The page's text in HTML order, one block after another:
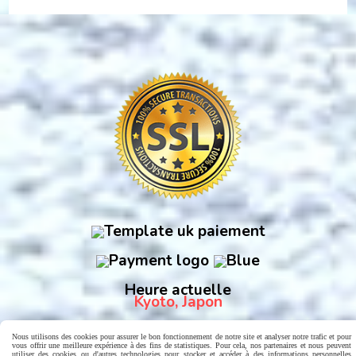
Heure actuelle
Kyoto, Japon
Nous utilisons des cookies pour assurer le bon fonctionnement de notre site et analyser notre trafic et pour
vous offrir une meilleure expérience à des fins de statistiques. Pour cela, nos partenaires et nous peuvent
utiliser des cookies ou d'autres technologies pour stocker et accéder à des informations personnelles